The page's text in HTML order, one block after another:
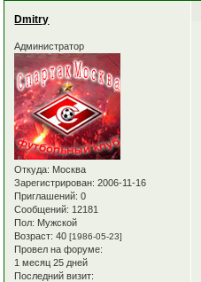
Dmitry
Администратор
Откуда: Москва
Зарегистрирован: 2006-11-16
Приглашений: 0
Сообщений: 12181
Пол: Мужской
Возраст: 40[1986-05-23]
Провел на форуме:
1 месяц 25 дней
Последний визит: